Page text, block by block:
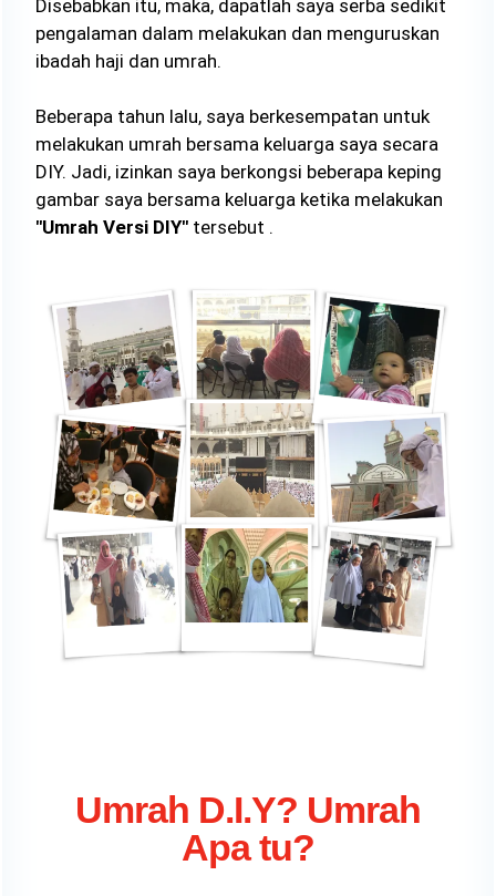
Disebabkan itu, maka, dapatlah saya serba sedikit
pengalaman dalam melakukan dan menguruskan
ibadah haji dan umrah.
Beberapa tahun lalu, saya berkesempatan untuk
melakukan umrah bersama keluarga saya secara
DIY. Jadi, izinkan saya berkongsi beberapa keping
gambar saya bersama keluarga ketika melakukan
"Umrah Versi DIY" tersebut .
Umrah D.I.Y? Umrah
Apa tu?